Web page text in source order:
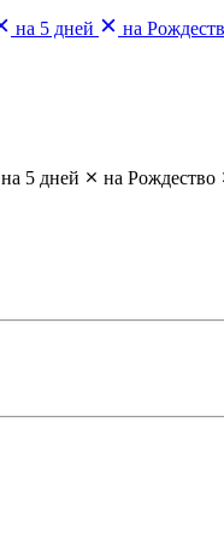
на 5 дней
на
на 5 дней
на Рождество